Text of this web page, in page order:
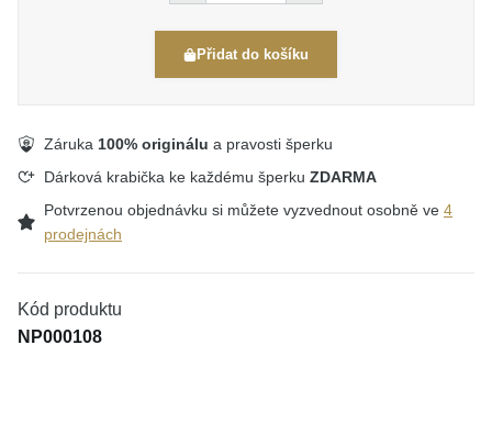
Přidat do košíku
Záruka 100% originálu a pravosti šperku
Dárková krabička ke každému šperku ZDARMA
Potvrzenou objednávku si můžete vyzvednout osobně ve 4
prodejnách
Kód produktu
NP000108